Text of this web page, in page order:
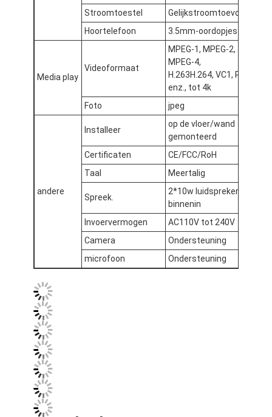
Thuis
Fabriekstour
Kwaliteitscontrole
Praatje Nu
Digitaal LCD-signaal voor binnenruimtes
Openluchtlcd Digitale Signage
vloer die lcd digitale signage bevinden zich
Stroomtoestel
Gelijkstroomtoevoer
Hoortelefoon
3.5mm-oordopjes
Media play
Videoformaat
MPEG-1, MPEG-2,
MPEG-4,
H.263H.264, VC1, RV
enz., tot 4k
Foto
jpeg
andere
Installeer
op de vloer/wand
gemonteerd
Certificaten
CE/FCC/RoH
Taal
Meertalig
Spreek.
2*10w luidsprekers
binnenin
Invoervermogen
AC110V tot 240V
Camera
Ondersteuning
microfoon
Ondersteuning